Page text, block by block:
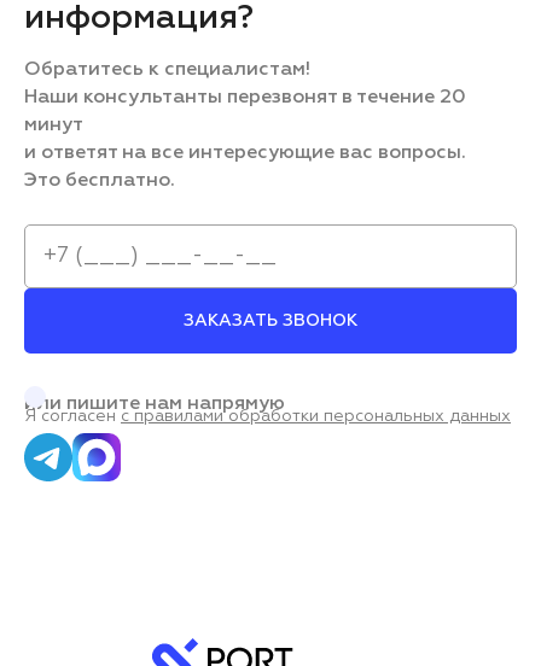
информация?
Обратитесь к специалистам!
Наши консультанты перезвонят в течение 20
минут
и ответят на все интересующие вас вопросы.
Это бесплатно.
ЗАКАЗАТЬ ЗВОНОК
Я согласен с правилами обработки персональных данных
или пишите нам напрямую